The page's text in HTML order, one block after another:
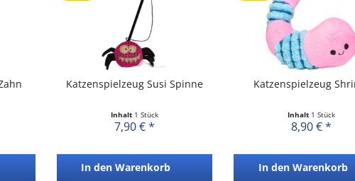
Katzenspielzeug Susi Spinne
Inhalt 1 Stück
7,90 € *
In den Warenkorb
Katzenspielzeug
Inhalt 1 Stück
8,90 € *
In den Warenkorb